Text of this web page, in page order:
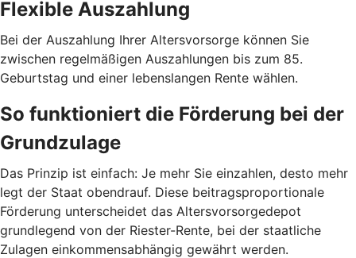
Flexible Auszahlung
Bei der Auszahlung Ihrer Altersvorsorge können Sie
zwischen regelmäßigen Auszahlungen bis zum 85.
Geburtstag und einer lebenslangen Rente wählen.
So funktioniert die Förderung bei der
Grundzulage
Das Prinzip ist einfach: Je mehr Sie einzahlen, desto mehr
legt der Staat obendrauf. Diese beitragsproportionale
Förderung unterscheidet das Altersvorsorgedepot
grundlegend von der Riester-Rente, bei der staatliche
Zulagen einkommensabhängig gewährt werden.